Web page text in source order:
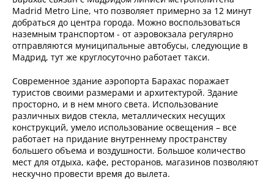
Madrid Metro Line, что позволяет примерно за 12 минут
добраться до центра города. Можно воспользоваться
наземным транспортом - от аэровокзала регулярно
отправляются муниципальные автобусы, следующие в
Мадрид, тут же круглосуточно работает такси.
Современное здание аэропорта Барахас поражает
туристов своими размерами и архитектурой. Здание
просторно, и в нем много света. Использование
различных видов стекла, металлических несущих
конструкций, умело использование освещения – все
работает на придание внутреннему пространству
большего объема и воздушности. Большое количество
мест для отдыха, кафе, ресторанов, магазинов позволяют
нескучно провести время до вылета.